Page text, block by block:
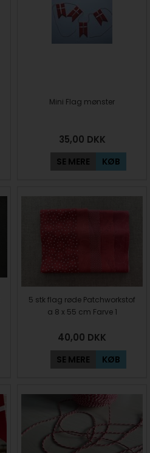
Mini Flag mønster
35,00 DKK
SE MERE KØB
5 stk flag røde Patchworkstof
a 8 x 55 cm Farve 1
40,00 DKK
SE MERE KØB